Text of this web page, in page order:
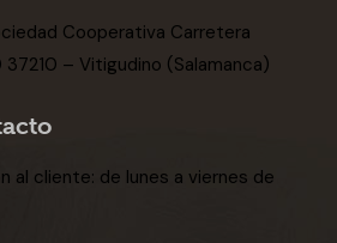
Cooperativa Carretera
37210 – Vitigudino (Salamanca)
al cliente: de lunes a viernes de